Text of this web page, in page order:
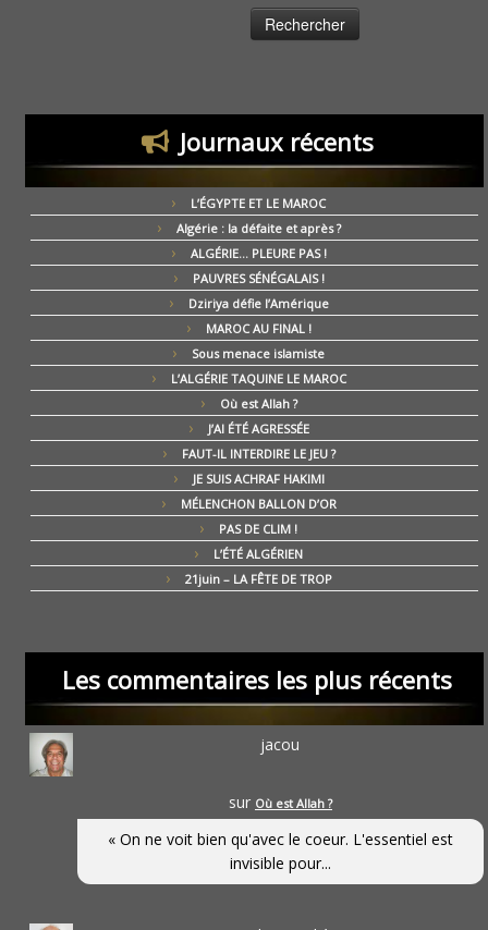
Journaux récents
L’ÉGYPTE ET LE MAROC
Algérie : la défaite et après ?
ALGÉRIE… PLEURE PAS !
PAUVRES SÉNÉGALAIS !
Dziriya défie l’Amérique
MAROC AU FINAL !
Sous menace islamiste
L’ALGÉRIE TAQUINE LE MAROC
Où est Allah ?
J’AI ÉTÉ AGRESSÉE
FAUT-IL INTERDIRE LE JEU ?
JE SUIS ACHRAF HAKIMI
MÉLENCHON BALLON D’OR
PAS DE CLIM !
L’ÉTÉ ALGÉRIEN
21juin – LA FÊTE DE TROP
Les commentaires les plus récents
jacou
sur Où est Allah ?
« On ne voit bien qu'avec le coeur. L'essentiel est
invisible pour...